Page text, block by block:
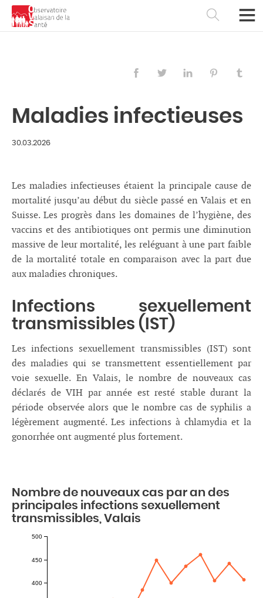
Français Deutsch
Maladies infectieuses
30.03.2026
Les maladies infectieuses étaient la principale cause de
mortalité jusqu’au début du siècle passé en Valais et en
Suisse. Les progrès dans les domaines de l’hygiène, des
vaccins et des antibiotiques ont permis une diminution
massive de leur mortalité, les reléguant à une part faible
de la mortalité totale en comparaison avec la part due
aux maladies chroniques.
Infections sexuellement
transmissibles (IST)
Les infections sexuellement transmissibles (IST) sont
des maladies qui se transmettent essentiellement par
voie sexuelle. En Valais, le nombre de nouveaux cas
déclarés de VIH par année est resté stable durant la
période observée alors que le nombre cas de syphilis a
légèrement augmenté. Les infections à chlamydia et la
gonorrhée ont augmenté plus fortement.
Nombre de nouveaux cas par an des
principales infections sexuellement
transmissibles, Valais
400
450
500